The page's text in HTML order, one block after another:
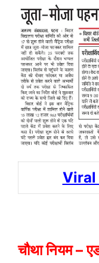
Viral
चौथा नियम –